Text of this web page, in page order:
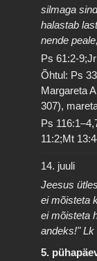
silmaga
halastab
nende
Ps 61:2-
Õhtul: Ps
Margareta
307),
Ps
11:2;Mt
14. juuli
Jeesus
ei mõisteta
ei mõisteta
andeks!" Lk
5.